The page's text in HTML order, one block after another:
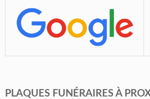
PLAQUES FUNÉRAIRES À